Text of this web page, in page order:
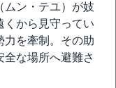
ムン・テユ）が妓
くから見守ってい
力を牽制。その助
な場所へ避難さ